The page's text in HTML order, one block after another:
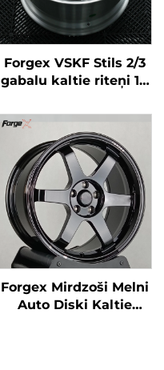
Forgex VSKF Stils 2/3
gabalu kaltie riteņi 18
maliņa, pulēti 5x114,3
Lexus IS300 Nissan
350Z 370Z GS300 S13
R32
Forgex Mirdzoši Melni
Auto Diski Kaltie